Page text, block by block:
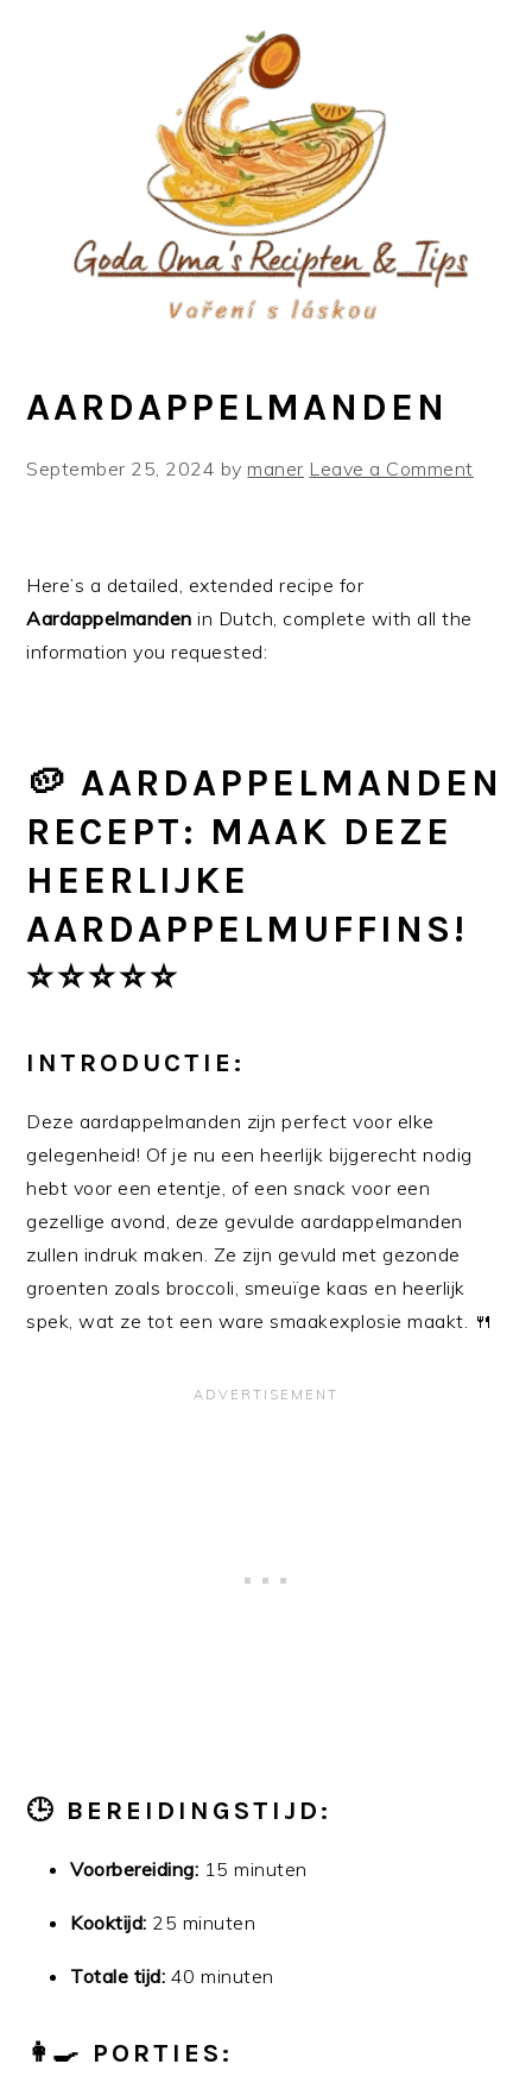
AARDAPPELMANDEN
September 25, 2024 bymaner Leave a Comment
Here’s a detailed, extended recipe for
Aardappelmanden in Dutch, complete with all the
information you requested:
🥔 AARDAPPELMANDEN
RECEPT: MAAK DEZE
HEERLIJKE
AARDAPPELMUFFINS!
⭐⭐⭐⭐⭐
INTRODUCTIE:
Deze aardappelmanden zijn perfect voor elke
gelegenheid! Of je nu een heerlijk bijgerecht nodig
hebt voor een etentje, of een snack voor een
gezellige avond, deze gevulde aardappelmanden
zullen indruk maken. Ze zijn gevuld met gezonde
groenten zoals broccoli, smeuïge kaas en heerlijk
spek, wat ze tot een ware smaakexplosie maakt. 🍴
🕒 BEREIDINGSTIJD:
Voorbereiding: 15 minuten
Kooktijd: 25 minuten
Totale tijd: 40 minuten
👩‍🍳 PORTIES: